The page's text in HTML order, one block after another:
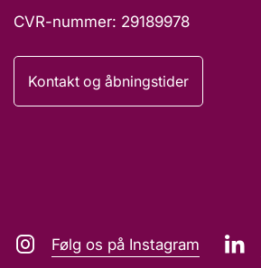
CVR-nummer: 29189978
Kontakt og åbningstider
Følg os på Instagram